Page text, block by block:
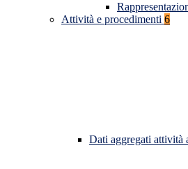
Attività e procedimenti 6
Dati aggregati attività